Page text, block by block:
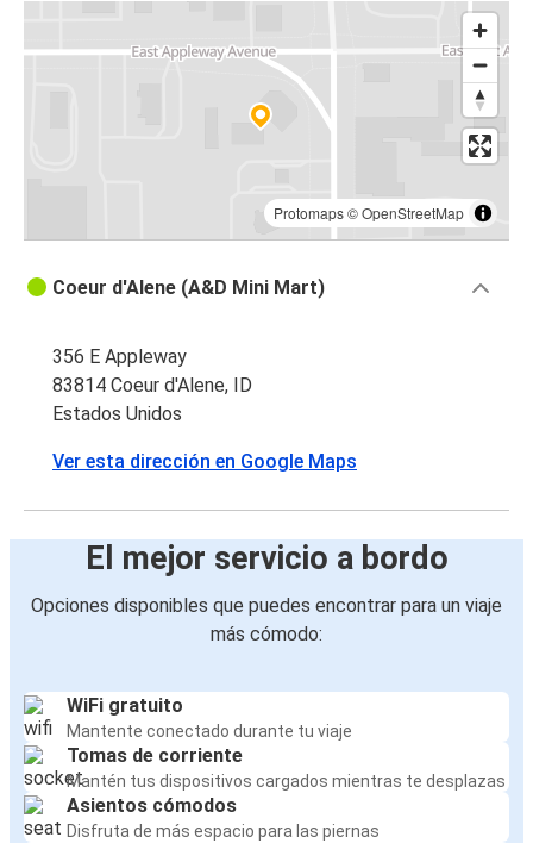
Protomaps©OpenStreetMap
Coeur d'Alene (A&D Mini Mart)
356 E Appleway
83814 Coeur d'Alene, ID
Estados Unidos
Ver esta dirección en Google Maps
El mejor servicio a bordo
Opciones disponibles que puedes encontrar para un viaje
más cómodo:
WiFi gratuito
Mantente conectado durante tu viaje
Tomas de corriente
Mantén tus dispositivos cargados mientras te desplazas
Asientos cómodos
Disfruta de más espacio para las piernas